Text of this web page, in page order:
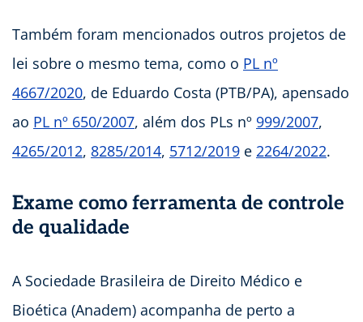
Também foram mencionados outros projetos de
lei sobre o mesmo tema, como o PL nº
4667/2020, de Eduardo Costa (PTB/PA), apensado
ao PL nº 650/2007, além dos PLs nº 999/2007,
4265/2012, 8285/2014, 5712/2019 e 2264/2022.
Exame como ferramenta de controle
de qualidade
A Sociedade Brasileira de Direito Médico e
Bioética (Anadem) acompanha de perto a